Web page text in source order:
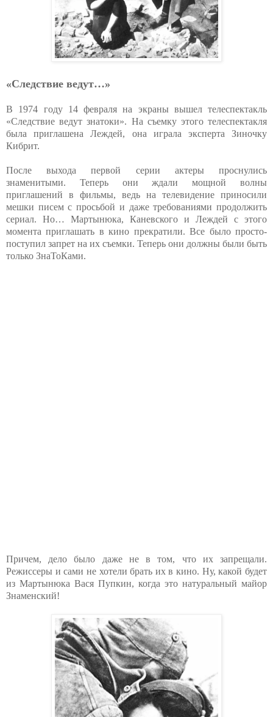
«Следствие ведут…»
В 1974 году 14 февраля на экраны вышел телеспектакль
«Следствие ведут знатоки». На съемку этого телеспектакля
была приглашена Леждей, она играла эксперта Зиночку
Кибрит.
После выхода первой серии актеры проснулись
знаменитыми. Теперь они ждали мощной волны
приглашений в фильмы, ведь на телевидение приносили
мешки писем с просьбой и даже требованиями продолжить
сериал. Но… Мартынюка, Каневского и Леждей с этого
момента приглашать в кино прекратили. Все было просто-
поступил запрет на их съемки. Теперь они должны были быть
только ЗнаТоКами.
Причем, дело было даже не в том, что их запрещали.
Режиссеры и сами не хотели брать их в кино. Ну, какой будет
из Мартынюка Вася Пупкин, когда это натуральный майор
Знаменский!